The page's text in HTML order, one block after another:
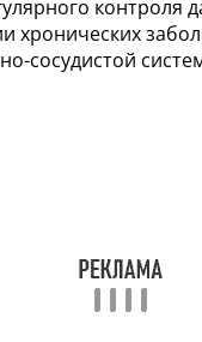
контроля
хронических
сосудистой